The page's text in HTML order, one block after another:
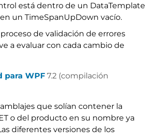
está dentro de un DataTemplate
un TimeSpanUpDown vacío.
de validación de errores
a evaluar con cada cambio de
para WPF 7.2 (compilación
que solían contener la
o del producto en su nombre ya
diferentes versiones de los